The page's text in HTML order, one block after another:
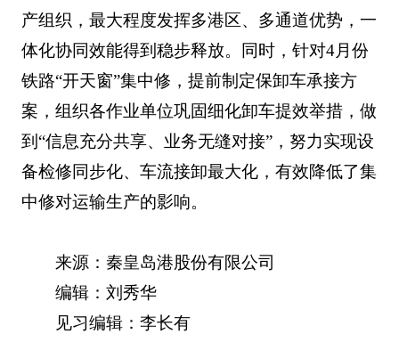
产组织，最大程度发挥多港区、多通道优势，一
体化协同效能得到稳步释放。同时，针对4月份
铁路“开天窗”集中修，提前制定保卸车承接方
案，组织各作业单位巩固细化卸车提效举措，做
到“信息充分共享、业务无缝对接”，努力实现设
备检修同步化、车流接卸最大化，有效降低了集
中修对运输生产的影响。
来源：秦皇岛港股份有限公司
编辑：刘秀华
见习编辑：李长有